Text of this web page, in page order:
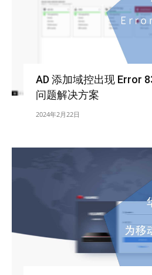
AD 添加域控出现 Error
问题解决方案
2024年2月22日